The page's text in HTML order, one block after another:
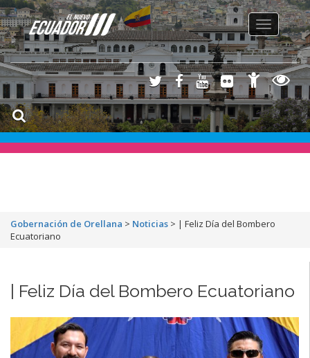
Toggle
navigation
Gobernación de Orellana > Noticias > | Feliz Día del Bombero
Ecuatoriano
| Feliz Día del Bombero Ecuatoriano